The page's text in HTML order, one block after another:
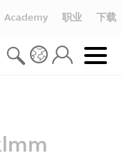
Academy 职业 下载